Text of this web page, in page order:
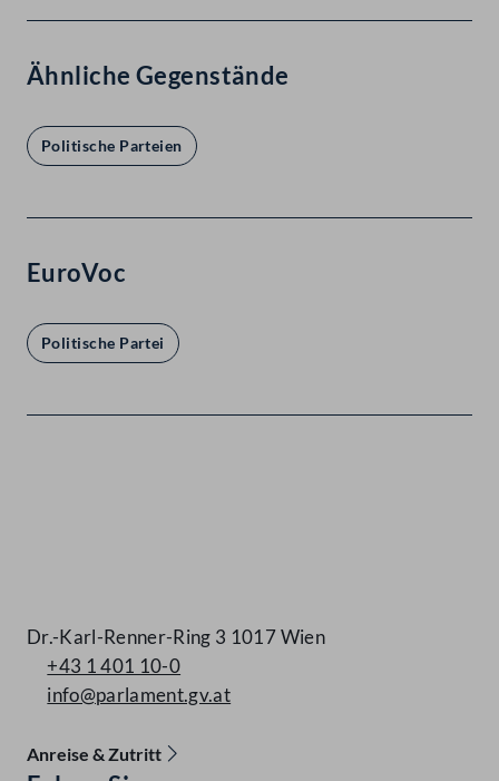
Ähnliche Gegenstände
Politische Parteien
EuroVoc
Politische Partei
Dr.-Karl-Renner-Ring 3 1017 Wien
+43 1 401 10-0
info@parlament.gv.at
Anreise & Zutritt